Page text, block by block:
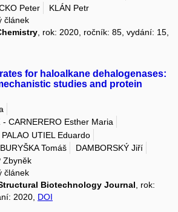
Peter
KLÁN Petr
článek
, rok: 2020, ročník: 85, vydání: 15,
for haloalkane dehalogenases:
studies and protein
- CARNERERO Esther Maria
PALAO UTIEL Eduardo
BURYŠKA Tomáš
DAMBORSKÝ Jiří
Zbyněk
článek
Biotechnology Journal , rok:
2020, DOI